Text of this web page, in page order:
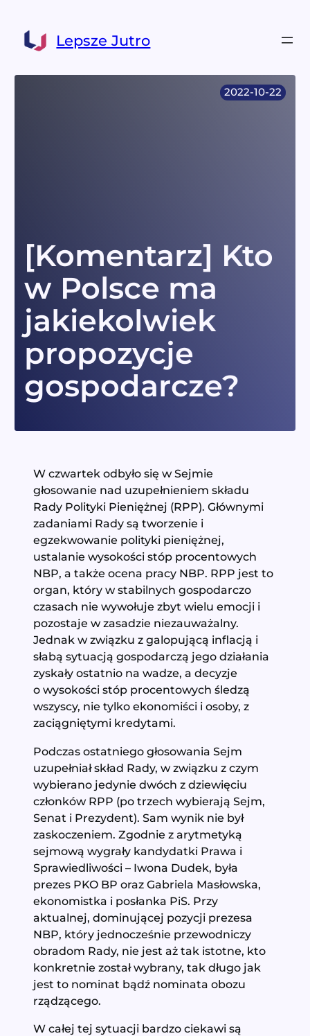
treści
Lepsze Jutro
2022-10-22
[Komentarz] Kto
w Polsce ma
jakiekolwiek
propozycje
gospodarcze?
W czwartek odbyło się w Sejmie
głosowanie nad uzupełnieniem składu
Rady Polityki Pieniężnej (RPP). Głównymi
zadaniami Rady są tworzenie i
egzekwowanie polityki pieniężnej,
ustalanie wysokości stóp procentowych
NBP, a także ocena pracy NBP. RPP jest to
organ, który w stabilnych gospodarczo
czasach nie wywołuje zbyt wielu emocji i
pozostaje w zasadzie niezauważalny.
Jednak w związku z galopującą inflacją i
słabą sytuacją gospodarczą jego działania
zyskały ostatnio na wadze, a decyzje
o wysokości stóp procentowych śledzą
wszyscy, nie tylko ekonomiści i osoby, z
zaciągniętymi kredytami.
Podczas ostatniego głosowania Sejm
uzupełniał skład Rady, w związku z czym
wybierano jedynie dwóch z dziewięciu
członków RPP (po trzech wybierają Sejm,
Senat i Prezydent). Sam wynik nie był
zaskoczeniem. Zgodnie z arytmetyką
sejmową wygrały kandydatki Prawa i
Sprawiedliwości – Iwona Dudek, była
prezes PKO BP oraz Gabriela Masłowska,
ekonomistka i posłanka PiS. Przy
aktualnej, dominującej pozycji prezesa
NBP, który jednocześnie przewodniczy
obradom Rady, nie jest aż tak istotne, kto
konkretnie został wybrany, tak długo jak
jest to nominat bądź nominata obozu
rządzącego.
W całej tej sytuacji bardzo ciekawi są